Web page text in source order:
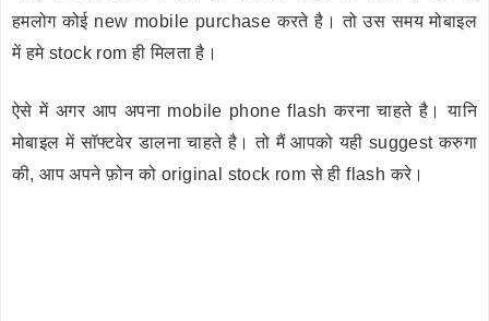
हमलोग कोई new mobile purchase करते है। तो उस समय मोबाइल
में हमे stock rom ही मिलता है।
ऐसे में अगर आप अपना mobile phone flash करना चाहते है। यानि
मोबाइल में सॉफ्टवेर डालना चाहते है। तो मैं आपको यही suggest करुगा
की, आप अपने फ़ोन को original stock rom से ही flash करे।